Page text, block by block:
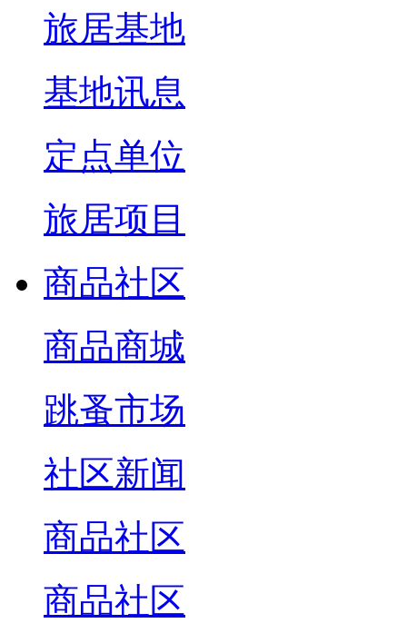
旅居基地
基地讯息
定点单位
旅居项目
商品社区
商品商城
跳蚤市场
社区新闻
商品社区
商品社区